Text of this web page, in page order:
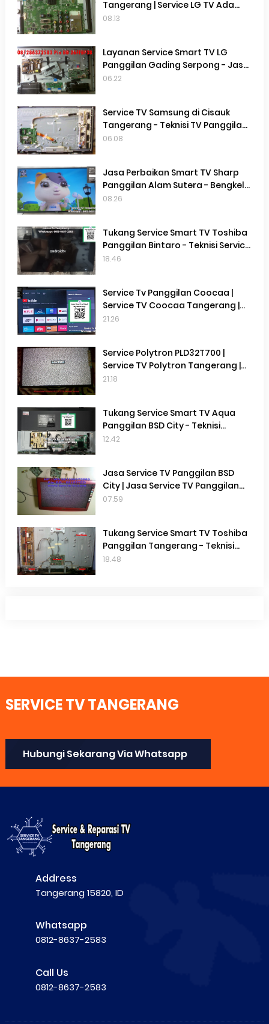
Tangerang | Service LG TV Ada
suara Tidak Ada Gambar | Service
08.13
Layanan Service Smart TV LG
Panggilan Gading Serpong - Jasa
Service Smart TV LG Panggilan
06.22
Service TV Samsung di Cisauk
Tangerang - Teknisi TV Panggilan
Terdekat Di Cisauk Tangerang
06.08
Jasa Perbaikan Smart TV Sharp
Panggilan Alam Sutera - Bengkel
Service Smart TV Sharp Panggilan
08.26
Tukang Service Smart TV Toshiba
Panggilan Bintaro - Teknisi Service
Smart TV Toshiba Terdekat
18.46
Service Tv Panggilan Coocaa |
Service TV Coocaa Tangerang |
Service TV Terdekat di Gading
21.26
Service Polytron PLD32T700 |
Service TV Polytron Tangerang |
Service Tv Terdekat Gading
21.18
Tukang Service Smart TV Aqua
Panggilan BSD City - Teknisi
Service Smart TV Aqua Terdekat
12.42
Jasa Service TV Panggilan BSD
City | Jasa Service TV Panggilan
Gading Serpong | Jasa Service Tv
07.59
Tukang Service Smart TV Toshiba
Panggilan Tangerang - Teknisi
Service Smart TV Toshiba
18.48
SERVICE TV TANGERANG
Hubungi Sekarang Via Whatsapp
Address
Tangerang 15820, ID
Whatsapp
0812-8637-2583
Call Us
0812-8637-2583